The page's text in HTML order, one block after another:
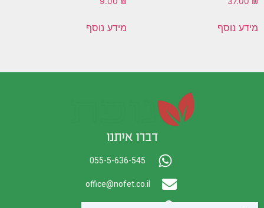
מידע נוסף מידע נוסף
דברו איתנו
055-5-636-545
office@nofet.co.il